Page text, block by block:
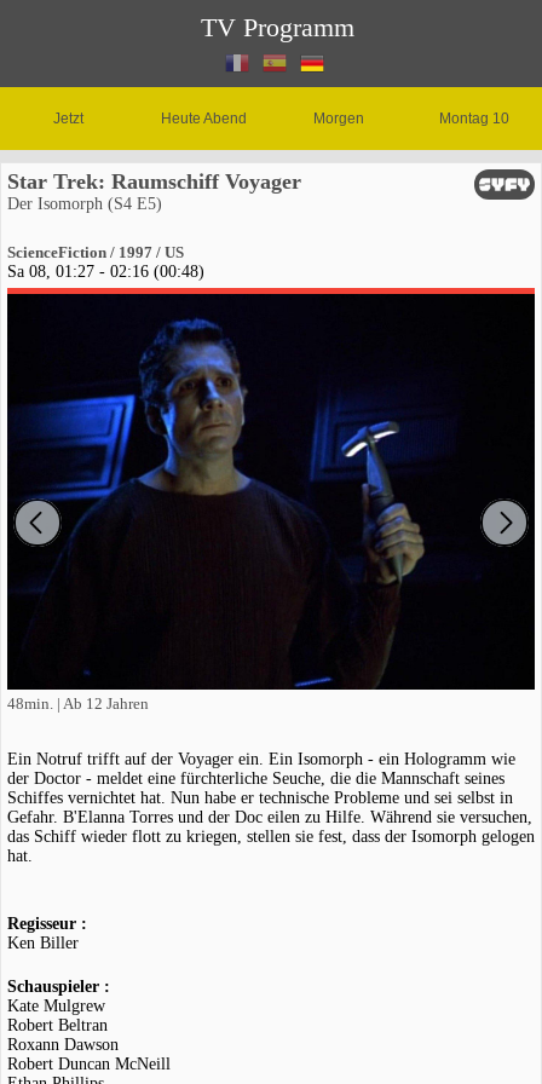
TV Programm
Jetzt Heute Abend Morgen Montag 10
Star Trek: Raumschiff Voyager
Der Isomorph (S4 E5)
ScienceFiction / 1997 / US
Sa 08, 01:27 - 02:16 (00:48)
48min. | Ab 12 Jahren
Ein Notruf trifft auf der Voyager ein. Ein Isomorph - ein Hologramm wie
der Doctor - meldet eine fürchterliche Seuche, die die Mannschaft seines
Schiffes vernichtet hat. Nun habe er technische Probleme und sei selbst in
Gefahr. B'Elanna Torres und der Doc eilen zu Hilfe. Während sie versuchen,
das Schiff wieder flott zu kriegen, stellen sie fest, dass der Isomorph gelogen
hat.
Regisseur :
Ken Biller
Schauspieler :
Kate Mulgrew
Robert Beltran
Roxann Dawson
Robert Duncan McNeill